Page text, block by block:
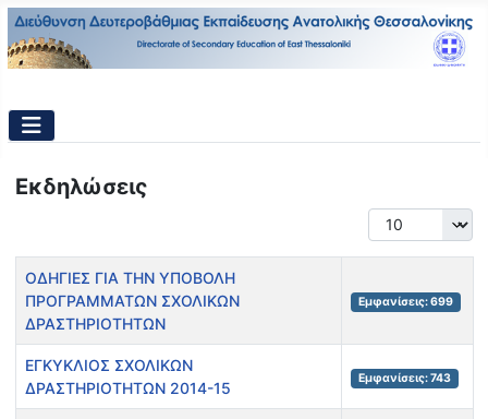
Εκδηλώσεις
Εμφάνιση #
Τίτλος Εμφανίσεις
ΟΔΗΓΙΕΣ ΓΙΑ ΤΗΝ ΥΠΟΒΟΛΗ
ΠΡΟΓΡΑΜΜΑΤΩΝ ΣΧΟΛΙΚΩΝ
ΔΡΑΣΤΗΡΙΟΤΗΤΩΝ
Εμφανίσεις: 699
ΕΓΚΥΚΛΙΟΣ ΣΧΟΛΙΚΩΝ
ΔΡΑΣΤΗΡΙΟΤΗΤΩΝ 2014-15
Εμφανίσεις: 743